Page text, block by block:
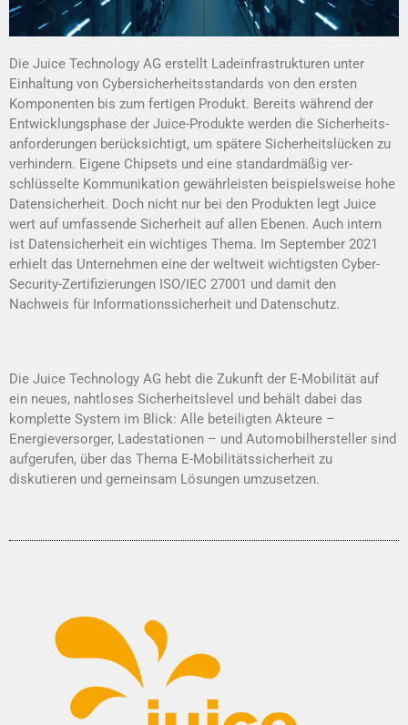
Die Juice Technology AG erstellt Ladeinfrastrukturen unter
Einhaltung von Cybersicherheitsstandards von den ersten
Komponenten bis zum fertigen Produkt. Bereits während der
Entwicklungsphase der Juice-Produkte wer­den die Si­cher­heits­­
anforderungen berücksichtigt, um spätere Sicher­heits­lücken zu
verhindern. Eigene Chipsets und eine stan­dardmäßig ver­
schlüsselte Kommunikation gewährleisten beispielsweise hohe
Datensicherheit. Doch nicht nur bei den Produkten legt Juice
wert auf um­fassende Sicherheit auf allen Ebenen. Auch intern
ist Daten­sicherheit ein wich­tiges Thema. Im September 2021
erhielt das Unternehmen eine der weltweit wichtigsten Cyber-
Security-Zertifizierun­gen ISO/IEC 27001 und damit den
Nachweis für Informa­tions­sicher­heit und Datenschutz.
Die Juice Technology AG hebt die Zukunft der E-Mobili­tät auf
ein neues, nahtloses Sicherheitslevel und behält da­bei das
komplette System im Blick: Alle beteiligten Akteure –
Energieversorger, Ladestationen – und Automobilherstel­ler sind
aufgerufen, über das Thema E-Mobilitätssicherheit zu
diskutieren und gemeinsam Lösungen umzusetzen.